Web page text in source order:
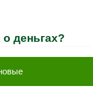
деньгах?